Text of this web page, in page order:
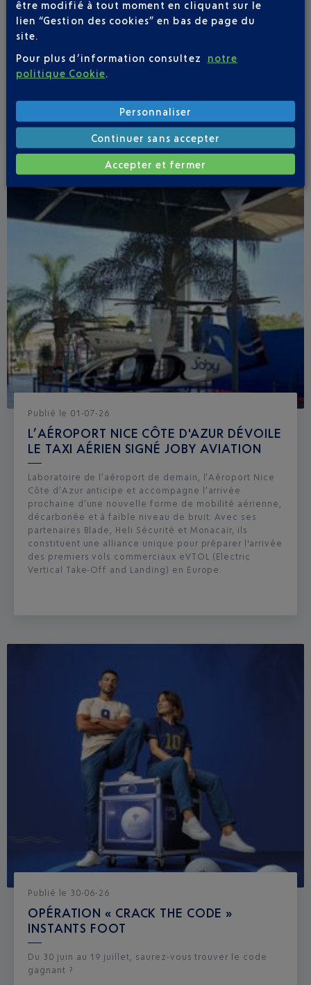
ÉTÉ BOHÊME À L'AÉROPORT NICE CÔTE
Du 23 juillet au 6 septembre, Il y a comme un air de
Publié le 01-07-26
L’AÉROPORT NICE CÔTE D'AZUR DÉVOILE
LE TAXI AÉRIEN SIGNÉ JOBY AVIATION
Laboratoire de l’aéroport de demain, l’Aéroport Nice
Côte d’Azur anticipe et accompagne l’arrivée
prochaine d’une nouvelle forme de mobilité aérienne,
décarbonée et à faible niveau de bruit. Avec ses
partenaires Blade, Heli Sécurité et Monacair, ils
constituent une alliance unique pour préparer l'arrivée
des premiers vols commerciaux eVTOL (Electric
Vertical Take-Off and Landing) en Europe.
Publié le 30-06-26
OPÉRATION « CRACK THE CODE »
INSTANTS FOOT
Du 30 juin au 19 juillet, saurez-vous trouver le code
gagnant ?
être modifié à tout moment en cliquant sur le
lien “Gestion des cookies” en bas de page du
site.
Pour plus d’information consultez
notre
politique Cookie.
Personnaliser
Continuer sans accepter
Accepter et fermer